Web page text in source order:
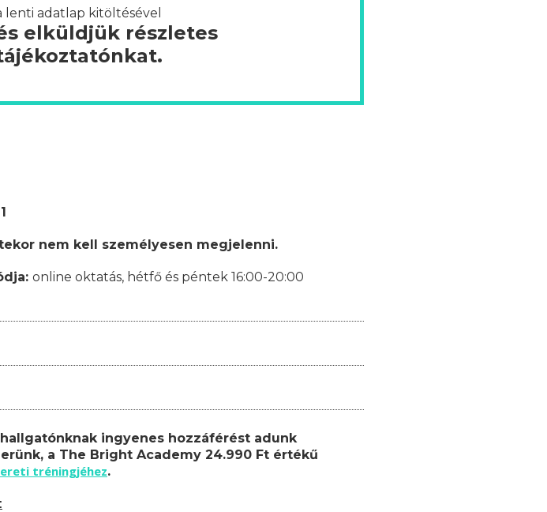
lenti adatlap kitöltésével
elküldjük részletes
nem kell személyesen megjelenni.
online oktatás, hétfő és péntek 16:00-20:00
ingyenes hozzáférést adunk
a The Bright Academy 24.990 Ft értékű
tréningjéhez.